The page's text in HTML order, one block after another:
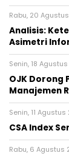
Rabu, 20
Analisis:
Asimetri
Senin, 18
OJK Dorong
Manajemen
Senin, 11 Agustus
CSA Index
Rabu, 6 Agustus